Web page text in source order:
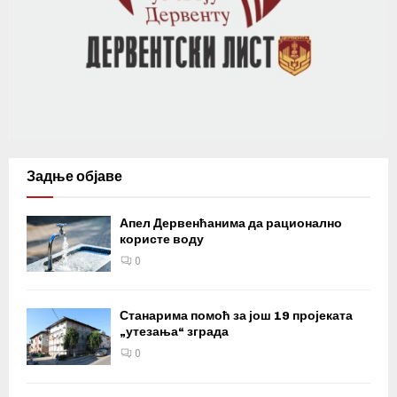
Задње објаве
Апел Дервенћанима да рационално
користе воду
0
Станарима помоћ за још 19 пројеката
„утезања“ зграда
0